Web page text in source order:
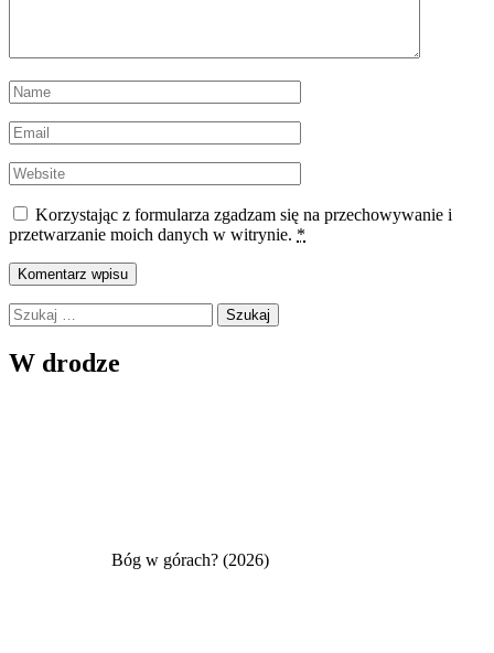
Korzystając z formularza zgadzam się na przechowywanie i
przetwarzanie moich danych w witrynie. *
Szukaj:
W drodze
Bóg w górach? (2026)